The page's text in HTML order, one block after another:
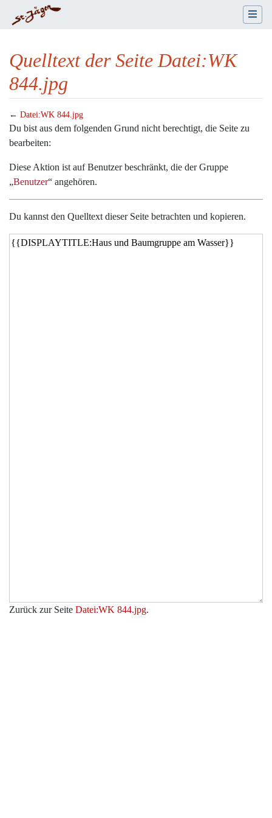
Quelltext der Seite Datei:WK
844.jpg
← Datei:WK 844.jpg
Wechseln zu:Navigation,Suche
Du bist aus dem folgenden Grund nicht berechtigt, die Seite zu
bearbeiten:
Diese Aktion ist auf Benutzer beschränkt, die der Gruppe
„Benutzer“ angehören.
Du kannst den Quelltext dieser Seite betrachten und kopieren.
Zurück zur Seite Datei:WK 844.jpg.